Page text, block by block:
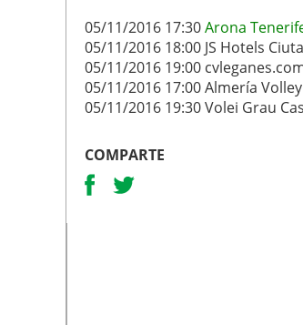
05/11/2016 17:30Arona
05/11/2016 18:00 JS Hotels
05/11/2016 19:00
05/11/2016 17:00 Almería
05/11/2016 19:30 Volei Grau
COMPARTE